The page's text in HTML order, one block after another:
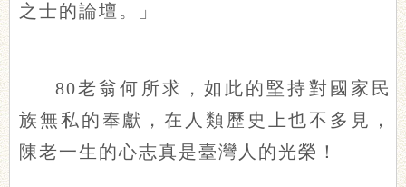
之士的論壇。」
80老翁何所求，如此的堅持對國家民
族無私的奉獻，在人類歷史上也不多見，
陳老一生的心志真是臺灣人的光榮！